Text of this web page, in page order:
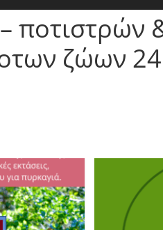
ποτιστρών
ζώων